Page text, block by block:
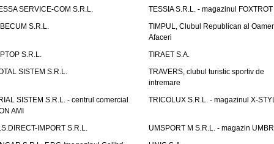
SERVICE-COM S.R.L.
TESSIA S.R.L. - magazinul FOXTROT
S.R.L.
TIMPUL, Clubul Republican al
Afaceri
S.R.L.
TIRAET S.A.
SISTEM S.R.L.
TRAVERS, clubul turistic sportiv de
intremare
SISTEM S.R.L. - centrul comercial
AMI
TRICOLUX S.R.L. - magazinul X-
IMPORT S.R.L.
UMSPORT M S.R.L. - magazin